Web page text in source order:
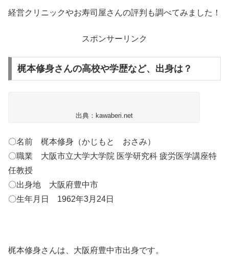
経営クリニックやお寿司屋さんの評判も調べてみました！
スポンサーリンク
梶本修身さんの高校や学歴など、出身は？
出典：kawaberi.net
〇名前 梶本修身（かじもと おさみ）
〇職業 大阪市立大学大学院 医学研究科 疲労医学講座特
任教授
〇出身地 大阪府豊中市
〇生年月日 1962年3月24日
梶本修身さんは、大阪府豊中市出身です。